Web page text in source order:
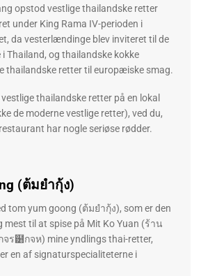
opstod vestlige thailandske retter
under King Rama IV-perioden i
da vesterlændinge blev inviteret til de
Thailand, og thailandske kokke
thailandske retter til europæiske smag.
thailandske retter på en lokal
de moderne vestlige retter), ved du,
har nogle seriøse rødder.
(ต้มยำกุ้ง)
tom yum goong (ต้มยำกุ้ง), som er den
mest til at spise på Mit Ko Yuan (ร้าน
๸กจห) mine yndlings thai-retter,
en af ​​signaturspecialiteterne i